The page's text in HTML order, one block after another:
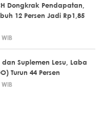
Dongkrak Pendapatan,
12 Persen Jadi Rp1,85
Suplemen Lesu, Laba
Turun 44 Persen